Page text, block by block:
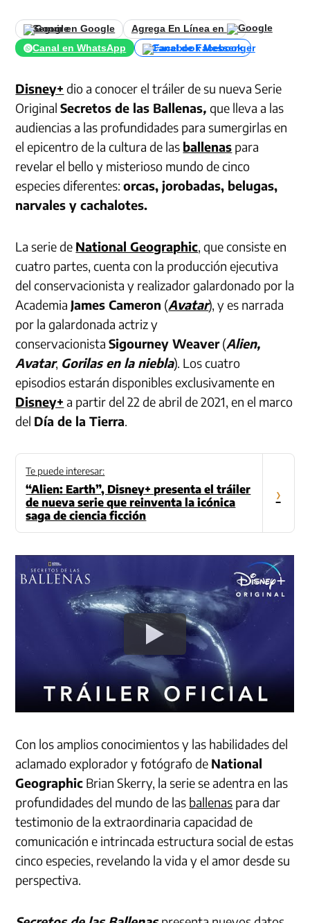
Seguir en Google
Agrega En Línea en
Canal en WhatsApp
Canal de Facebook
Disney+ dio a conocer el tráiler de su nueva Serie
OriginalSecretos de las Ballenas,que lleva a las
audiencias a las profundidades para sumergirlas en
el epicentro de la cultura de las ballenas para
revelar el bello y misterioso mundo de cinco
especies diferentes:orcas, jorobadas, belugas,
narvales y cachalotes.
La serie de National Geographic, que consiste en
cuatro partes, cuenta con la producción ejecutiva
del conservacionista y realizador galardonado por la
Academia James Cameron (Avatar), y es narrada
por la galardonada actriz y
conservacionistaSigourney Weaver(Alien,
Avatar, Gorilas en la niebla). Los cuatro
episodios estarán disponibles exclusivamente en
Disney+ a partir del 22 de abril de 2021, en el marco
del Día de la Tierra.
Te puede interesar:
“Alien: Earth”, Disney+ presenta el tráiler
de nueva serie que reinventa la icónica
saga de ciencia ficción
›
Con los amplios conocimientos y las habilidades del
aclamado explorador y fotógrafo de National
Geographic Brian Skerry, la serie se adentra en las
profundidades del mundo de las ballenas para dar
testimonio de la extraordinaria capacidad de
comunicación e intrincada estructura social de estas
cinco especies, revelando la vida y el amor desde su
perspectiva.